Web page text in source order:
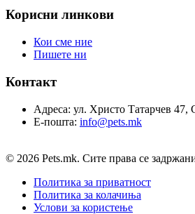
Корисни линкови
Кои сме ние
Пишете ни
Контакт
Адреса: ул. Христо Татарчев 47,
Е-пошта: info@pets.mk
© 2026 Pets.mk. Сите права се
Политика за приватност
Политика за колачиња
Услови за користење